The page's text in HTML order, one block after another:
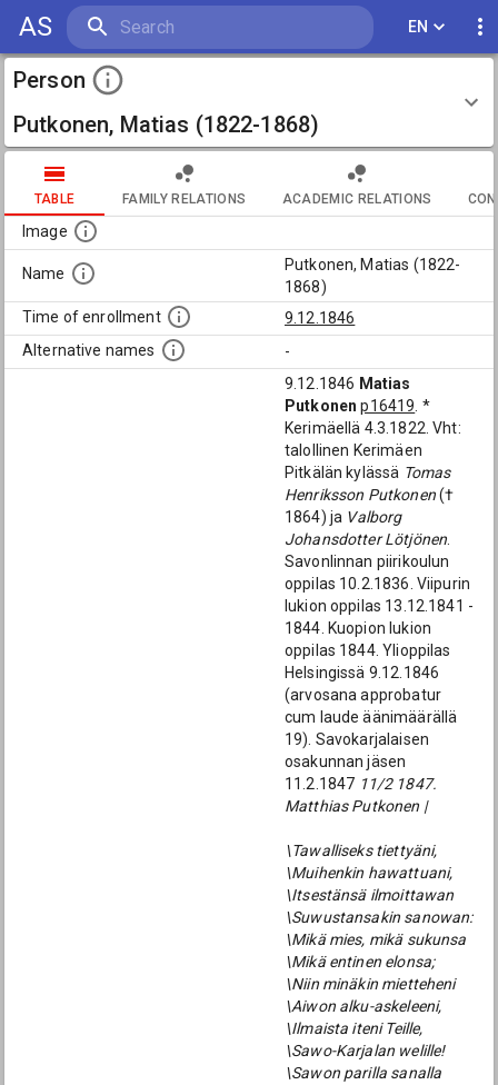
AS EN
Person
Putkonen, Matias (1822-1868)
TABLE FAMILY RELATIONS ACADEMIC RELATIONS
Image
Name
Putkonen, Matias (1822-
1868)
Time of enrollment
9.12.1846
Alternative names
-
9.12.1846 Matias
Putkonen p16419 . *
Kerimäellä 4.3.1822. Vht:
talollinen Kerimäen
Pitkälän kylässä Tomas
Henriksson Putkonen(†
1864) ja Valborg
Johansdotter Lötjönen
Savonlinnan piirikoulun
oppilas 10.2.1836. Viipurin
lukion oppilas 13.12.1841 -
1844. Kuopion lukion
oppilas 1844. Ylioppilas
Helsingissä 9.12.1846
(arvosana approbatur
cum laude äänimäärällä
19). Savokarjalaisen
osakunnan jäsen
11.2.1847 11/2 1847.
Matthias Putkonen |
\Tawalliseks tiettyäni,
\Muihenkin hawattuani,
\Itsestänsä ilmoittawan
\Suwustansakin sanowan:
\Mikä mies, mikä sukunsa
\Mikä entinen elonsa;
\Niin minäkin mietteheni
\Aiwon alku-askeleeni,
\Ilmaista iteni Teille,
\Sawo-Karjalan welille!
\Sawon parilla sanalla